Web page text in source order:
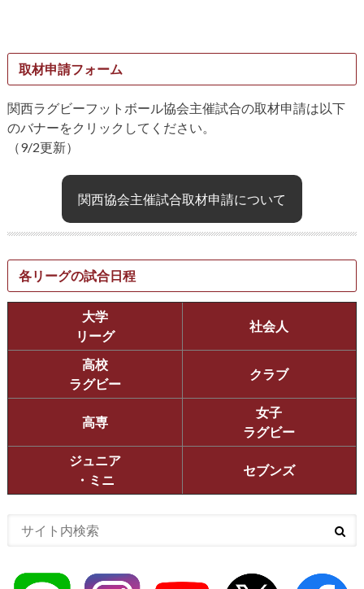
取材申請フォーム
関西ラグビーフットボール協会主催試合の取材申請は以下
のバナーをクリックしてください。
（9/2更新）
関西協会主催試合取材申請について
各リーグの試合日程
大学
リーグ
社会人
高校
ラグビー
クラブ
高専
女子
ラグビー
ジュニア
・ミニ
セブンズ